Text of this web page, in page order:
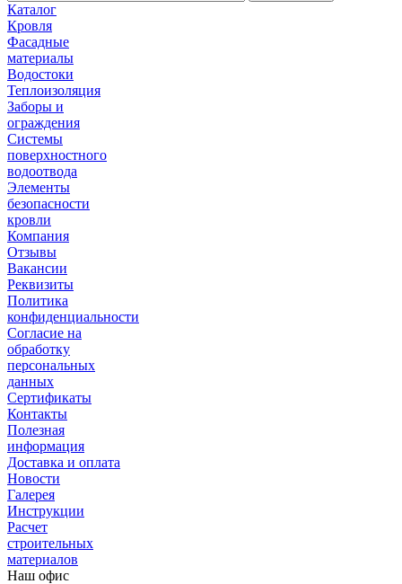
Каталог
Кровля
Фасадные
материалы
Водостоки
Теплоизоляция
Заборы и
ограждения
Системы
поверхностного
водоотвода
Элементы
безопасности
кровли
Компания
Отзывы
Вакансии
Реквизиты
Политика
конфиденциальности
Согласие на
обработку
персональных
данных
Сертификаты
Контакты
Полезная
информация
Доставка и оплата
Новости
Галерея
Инструкции
Расчет
строительных
материалов
Наш офис